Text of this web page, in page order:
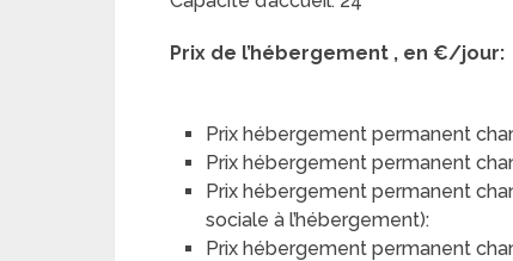
Prix de l’hébergement , en €/jour:
Prix hébergement permanent
Prix hébergement permanent
Prix hébergement permanent
sociale à l’hébergement):
Prix hébergement permanent